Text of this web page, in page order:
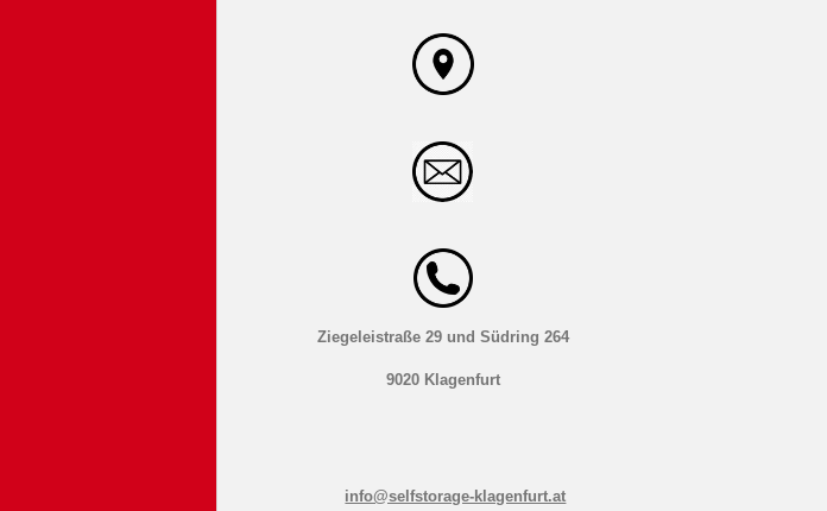
Ziegeleistraße 29 und Südring 264
9020 Klagenfurt
info@selfstorage-klagenfurt.at